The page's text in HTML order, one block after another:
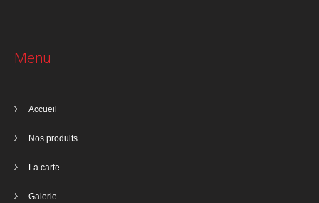
Menu
Accueil
Nos produits
La carte
Galerie